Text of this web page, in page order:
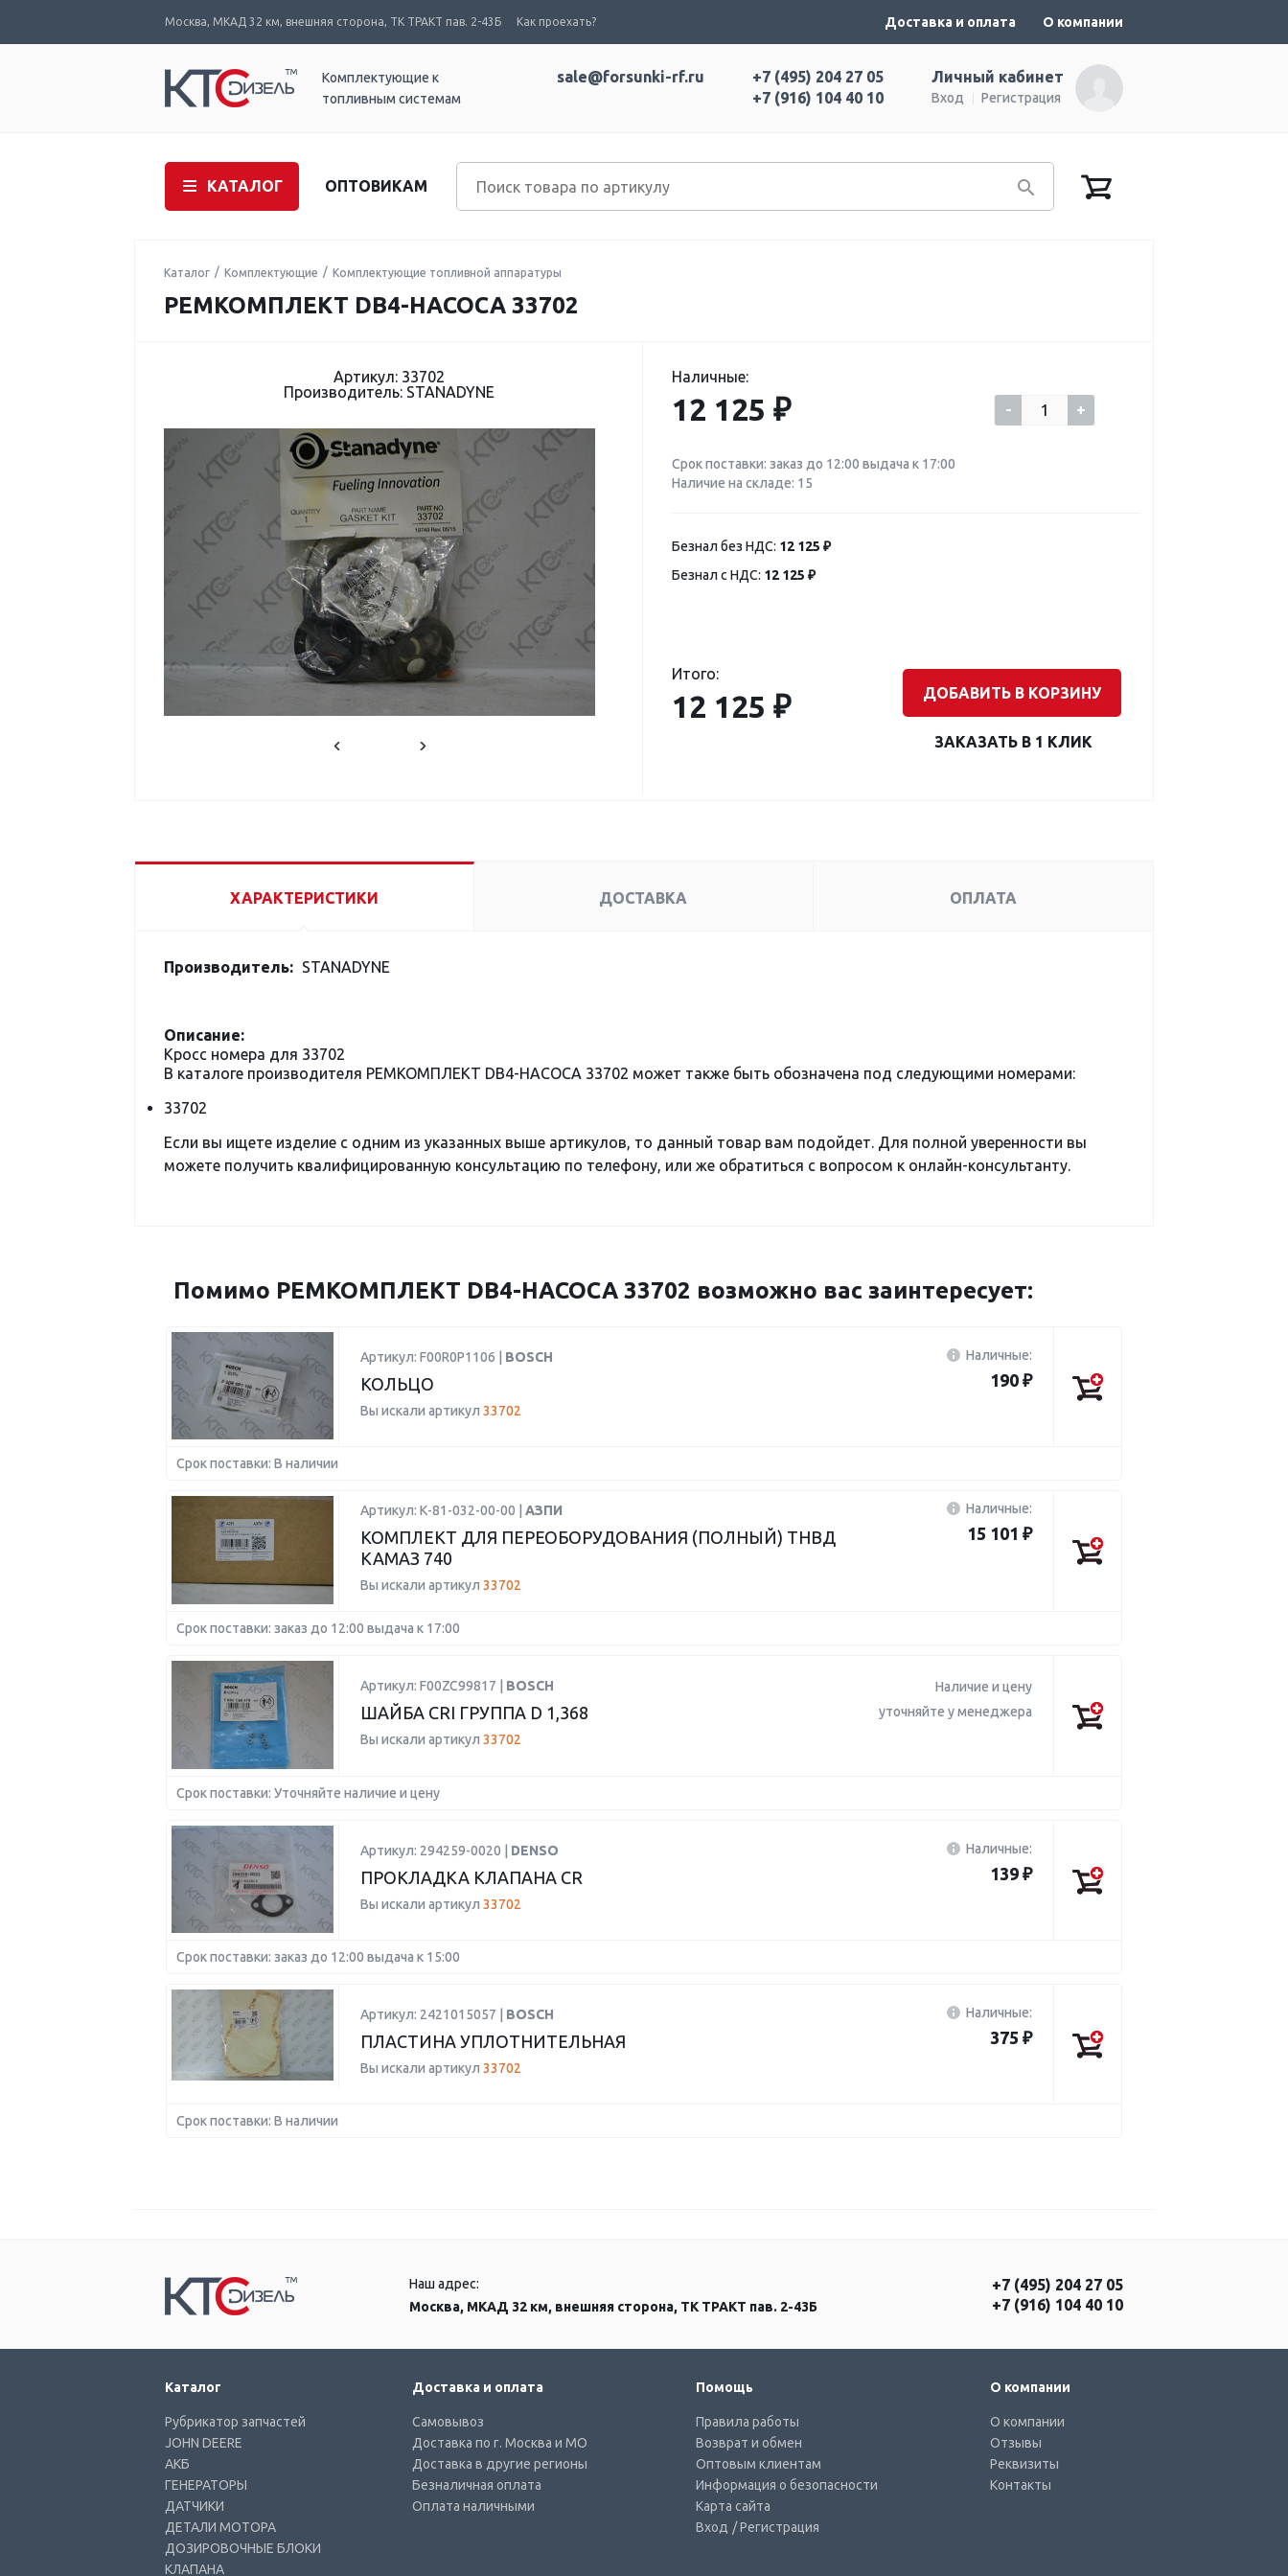
Москва, МКАД 32 км, внешняя сторона, ТК ТРАКТ пав. 2-43Б Как проехать? Доставка и оплата О компании
Комплектующие к
топливным системам
Личный кабинет
Вход Регистрация
+7 (495) 204 27 05
+7 (916) 104 40 10
sale@forsunki-rf.ru
КАТАЛОГ ОПТОВИКАМ
Каталог Комплектующие Комплектующие топливной аппаратуры
РЕМКОМПЛЕКТ DB4-НАСОСА 33702
Артикул: 33702
Производитель: STANADYNE
Наличные:
12 125 ₽ - +
Срок поставки: заказ до 12:00 выдача к 17:00
Наличие на складе: 15
Безнал без НДС: 12 125 ₽
Безнал с НДС: 12 125 ₽
Итого:
12 125 ₽ ДОБАВИТЬ В КОРЗИНУ
ЗАКАЗАТЬ В 1 КЛИК
ХАРАКТЕРИСТИКИ ДОСТАВКА ОПЛАТА
Производитель: STANADYNE
Описание:
Кросс номера для 33702
В каталоге производителя РЕМКОМПЛЕКТ DB4-НАСОСА 33702 может также быть обозначена под следующими номерами:
33702
Если вы ищете изделие с одним из указанных выше артикулов, то данный товар вам подойдет. Для полной уверенности вы
можете получить квалифицированную консультацию по телефону, или же обратиться с вопросом к онлайн-консультанту.
Помимо РЕМКОМПЛЕКТ DB4-НАСОСА 33702 возможно вас заинтересует:
Артикул: F00R0P1106 | BOSCH
КОЛЬЦО
Вы искали артикул 33702
Наличные:
190 ₽
Срок поставки: В наличии
Артикул: К-81-032-00-00 | АЗПИ
КОМПЛЕКТ ДЛЯ ПЕРЕОБОРУДОВАНИЯ (ПОЛНЫЙ) ТНВД
КАМАЗ 740
Вы искали артикул 33702
Наличные:
15 101 ₽
Срок поставки: заказ до 12:00 выдача к 17:00
Артикул: F00ZC99817 | BOSCH
ШАЙБА CRI ГРУППА D 1,368
Вы искали артикул 33702
Наличие и цену
уточняйте у менеджера
Срок поставки: Уточняйте наличие и цену
Артикул: 294259-0020 | DENSO
ПРОКЛАДКА КЛАПАНА CR
Вы искали артикул 33702
Наличные:
139 ₽
Срок поставки: заказ до 12:00 выдача к 15:00
Артикул: 2421015057 | BOSCH
ПЛАСТИНА УПЛОТНИТЕЛЬНАЯ
Вы искали артикул 33702
Наличные:
375 ₽
Срок поставки: В наличии
Наш адрес:
Москва, МКАД 32 км, внешняя сторона, ТК ТРАКТ пав. 2-43Б
+7 (495) 204 27 05
+7 (916) 104 40 10
Каталог
Рубрикатор запчастей
JOHN DEERE
АКБ
ГЕНЕРАТОРЫ
ДАТЧИКИ
ДЕТАЛИ МОТОРА
ДОЗИРОВОЧНЫЕ БЛОКИ
КЛАПАНА
Доставка и оплата
Самовывоз
Доставка по г. Москва и МО
Доставка в другие регионы
Безналичная оплата
Оплата наличными
Помощь
Правила работы
Возврат и обмен
Оптовым клиентам
Информация о безопасности
Карта сайта
Вход / Регистрация
О компании
О компании
Отзывы
Реквизиты
Контакты